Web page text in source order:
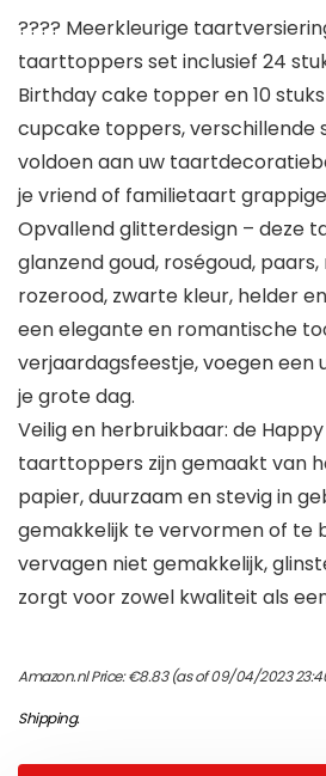
???? Meerkleurige
taarttoppers set inclusief 24
Birthday cake topper en 10
cupcake toppers, verschillende
voldoen aan uw
je vriend of familietaart
Opvallend glitterdesign – deze
glanzend goud, roségoud, paars,
rozerood, zwarte kleur, helder
een elegante en romantische
verjaardagsfeestje, voegen een
je grote dag.
Veilig en herbruikbaar: de
taarttoppers zijn gemaakt van
papier, duurzaam en stevig in
gemakkelijk te vervormen of te
vervagen niet gemakkelijk,
zorgt voor zowel kwaliteit als
Amazon.nl Price:€8.83(as of 09/04/2023
Shipping.